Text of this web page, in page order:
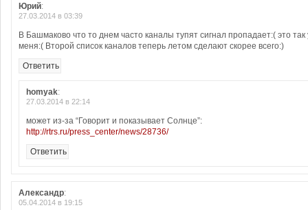
Юрий:
27.03.2014 в 03:39
В Башмаково что то днем часто каналы тупят сигнал пропадает:( это так
меня:( Второй список каналов теперь летом сделают скорее всего:)
Ответить
homyak:
27.03.2014 в 22:14
может из-за “Говорит и показывает Солнце”:
http://rtrs.ru/press_center/news/28736/
Ответить
Александр:
05.04.2014 в 19:15